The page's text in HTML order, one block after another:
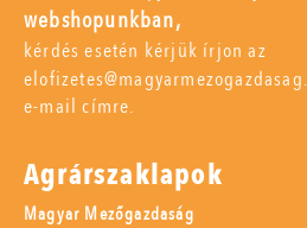
webshopunkban,
kérdés esetén kérjük írjon az
e-mail címre.
Agrárszaklapok
Magyar Mezőgazdaság